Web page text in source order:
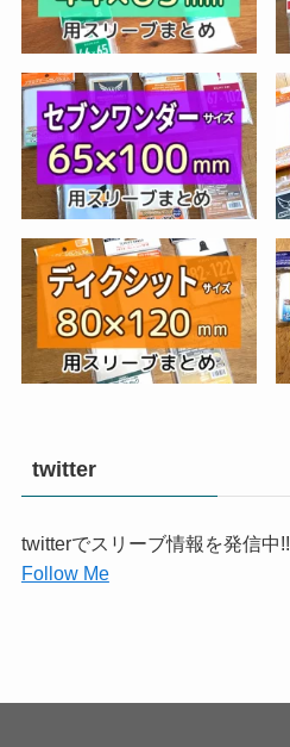
twitter
twitterでスリーブ情報を発信中!!
Follow Me